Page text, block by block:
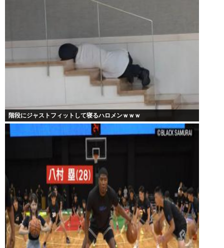
階段にジャストフィットして寝るハロメンｗｗｗ